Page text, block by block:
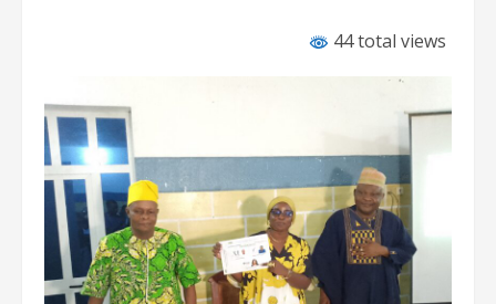
44 total views